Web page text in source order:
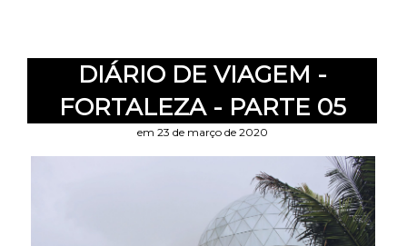
DIÁRIO DE VIAGEM -
FORTALEZA - PARTE 05
em 23 de março de 2020